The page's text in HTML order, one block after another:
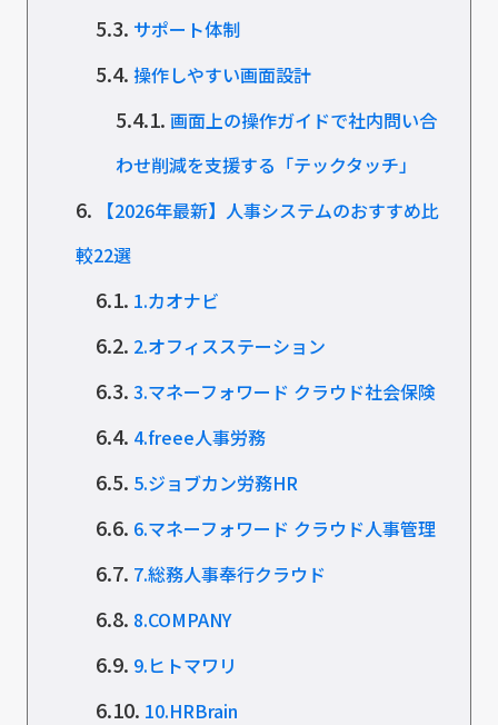
5.3. サポート体制
5.4. 操作しやすい画面設計
5.4.1. 画面上の操作ガイドで社内問い合
わせ削減を支援する「テックタッチ」
6.
【2026年最新】人事システムのおすすめ比
較22選
6.1. 1.カオナビ
6.2. 2.オフィスステーション
6.3. 3.マネーフォワード クラウド社会保険
6.4. 4.freee人事労務
6.5. 5.ジョブカン労務HR
6.6. 6.マネーフォワード クラウド人事管理
6.7. 7.総務人事奉行クラウド
6.8. 8.COMPANY
6.9. 9.ヒトマワリ
6.10. 10.HRBrain